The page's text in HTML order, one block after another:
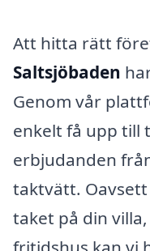
Att hitta rätt
Saltsjöbaden
Genom vår
enkelt få upp till
erbjudanden
taktvätt.
taket på din